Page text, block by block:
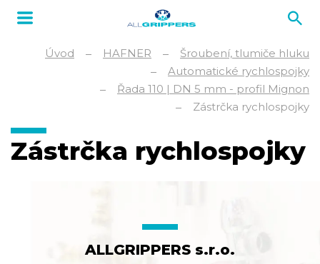
Úvod HAFNER
Šroubení, tlumiče hluku
Automatické rychlospojky
Řada 110 | DN 5 mm - profil Mignon
Zástrčka rychlospojky
Zástrčka rychlospojky
ALLGRIPPERS s.r.o.